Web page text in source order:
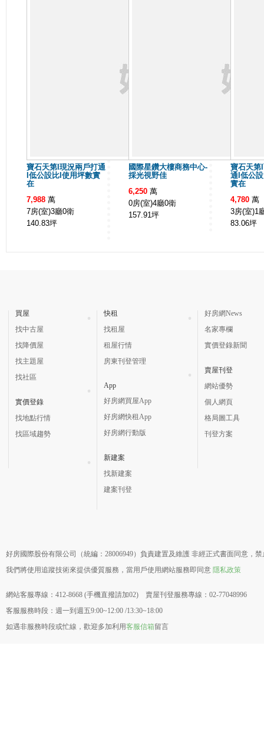
寶石天第I現況兩戶打通
I低公設比I使用坪數實
在
7,988 萬
7房(室)3廳0衛
140.83坪
國際星鑽大樓商務中心-
採光視野佳
6,250 萬
0房(室)4廳0衛
157.91坪
寶石天第
通I低公
實在
4,780 萬
3房(室)1
83.06坪
買屋
找中古屋
找降價屋
找主題屋
找社區
實價登錄
找地點行情
找區域趨勢
快租
找租屋
租屋行情
房東刊登管理
App
好房網買屋App
好房網快租App
好房網行動版
新建案
找新建案
建案刊登
好房網News
名家專欄
實價登錄新聞
賣屋刊登
網站優勢
個人網頁
格局圖工具
刊登方案
好房國際股份有限公司（統編：28006949）負責建置及維護 非經正式書面同意，
我們將使用追蹤技術來提供優質服務，當用戶使用網站服務即同意 隱私政策
網站客服專線：412-8668 (手機直撥請加02) 賣屋刊登服務專線：02-77048996
客服服務時段：週一到週五9:00~12:00 /13:30~18:00
如遇非服務時段或忙線，歡迎多加利用客服信箱留言